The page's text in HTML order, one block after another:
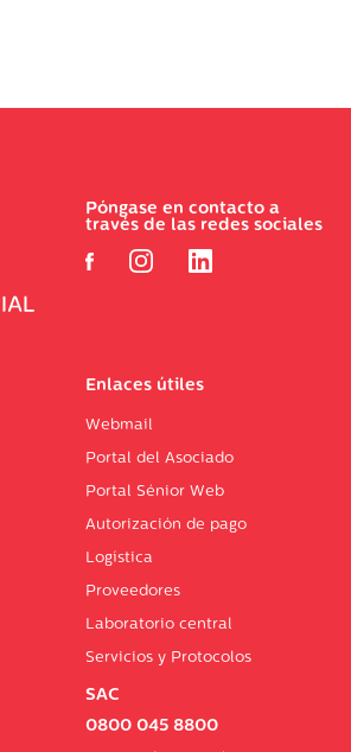
Enlaces útiles
Webmail
Portal del Asociado
Portal Sénior Web
Autorización de pago
Logística
Proveedores
Laboratorio central
Servicios y Protocolos
SAC
0800 045 8800
Póngase en contacto a
través de las redes sociales